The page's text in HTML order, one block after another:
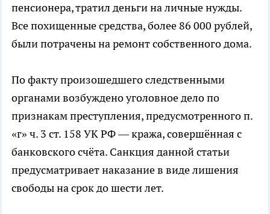
пенсионера, тратил деньги на личные нужды.
Все похищенные средства, более 86 000 рублей,
были потрачены на ремонт собственного дома.
По факту произошедшего следственными
органами возбуждено уголовное дело по
признакам преступления, предусмотренного п.
«г» ч. 3 ст. 158 УК РФ — кража, совершённая с
банковского счёта. Санкция данной статьи
предусматривает наказание в виде лишения
свободы на срок до шести лет.